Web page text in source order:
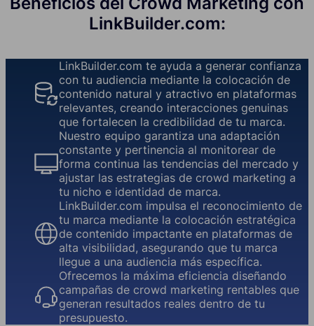
LinkBuilder.com:
LinkBuilder.com te ayuda a generar confianza
con tu audiencia mediante la colocación de
contenido natural y atractivo en plataformas
relevantes, creando interacciones genuinas
que fortalecen la credibilidad de tu marca.
Nuestro equipo garantiza una adaptación
constante y pertinencia al monitorear de
forma continua las tendencias del mercado y
ajustar las estrategias de crowd marketing a
tu nicho e identidad de marca.
LinkBuilder.com impulsa el reconocimiento de
tu marca mediante la colocación estratégica
de contenido impactante en plataformas de
alta visibilidad, asegurando que tu marca
llegue a una audiencia más específica.
Ofrecemos la máxima eficiencia diseñando
campañas de crowd marketing rentables que
generan resultados reales dentro de tu
presupuesto.